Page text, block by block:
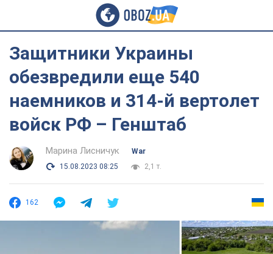
Защитники Украины
обезвредили еще 540
наемников и 314-й вертолет
войск РФ – Генштаб
Марина Лисничук
War
15.08.2023 08:25
2,1 т.
162